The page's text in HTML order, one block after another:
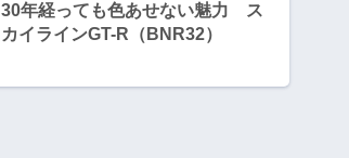
30年経っても色あせない魅力 ス
カイラインGT-R（BNR32）